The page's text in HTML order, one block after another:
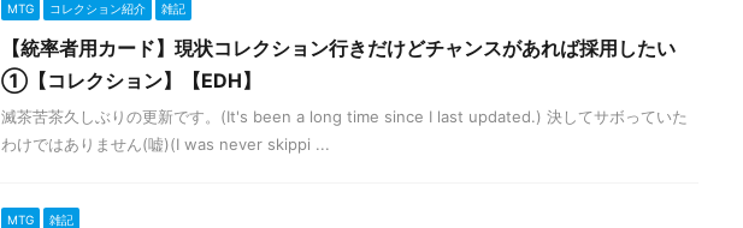
MTG コレクション紹介 雑記
【統率者用カード】現状コレクション行きだけどチャンスがあれば採用したい
①【コレクション】【EDH】
滅茶苦茶久しぶりの更新です。(It's been a long time since I last updated.) 決してサボっていた
わけではありません(嘘)(I was never skippi ...
MTG 雑記